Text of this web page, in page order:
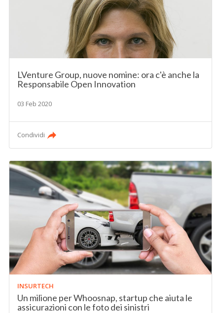
LVenture Group, nuove nomine: ora c'è anche la
Responsabile Open Innovation
03 Feb 2020
Condividi
INSURTECH
Un milione per Whoosnap, startup che aiuta le
assicurazioni con le foto dei sinistri